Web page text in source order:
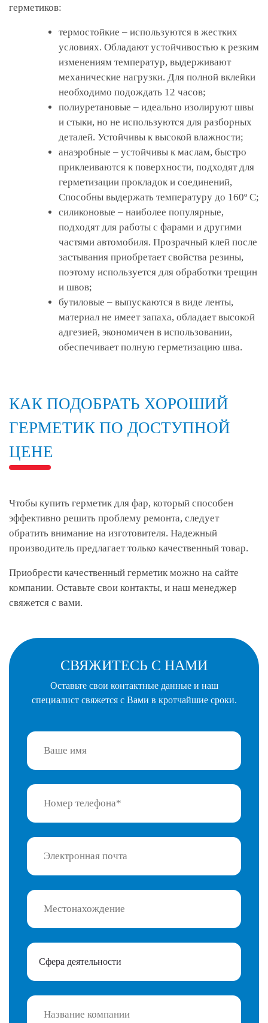
герметиков:
термостойкие – используются в жестких
условиях. Обладают устойчивостью к резким
изменениям температур, выдерживают
механические нагрузки. Для полной вклейки
необходимо подождать 12 часов;
полиуретановые – идеально изолируют швы
и стыки, но не используются для разборных
деталей. Устойчивы к высокой влажности;
анаэробные – устойчивы к маслам, быстро
приклеиваются к поверхности, подходят для
герметизации прокладок и соединений,
Способны выдержать температуру до 160º С;
силиконовые – наиболее популярные,
подходят для работы с фарами и другими
частями автомобиля. Прозрачный клей после
застывания приобретает свойства резины,
поэтому используется для обработки трещин
и швов;
бутиловые – выпускаются в виде ленты,
материал не имеет запаха, обладает высокой
адгезией, экономичен в использовании,
обеспечивает полную герметизацию шва.
КАК ПОДОБРАТЬ ХОРОШИЙ
ГЕРМЕТИК ПО ДОСТУПНОЙ
ЦЕНЕ
Чтобы купить герметик для фар, который способен
эффективно решить проблему ремонта, следует
обратить внимание на изготовителя. Надежный
производитель предлагает только качественный товар.
Приобрести качественный герметик можно на сайте
компании. Оставьте свои контакты, и наш менеджер
свяжется с вами.
СВЯЖИТЕСЬ С НАМИ
Оставьте свои контактные данные и наш
специалистсвяжется с Вами в кротчайшие сроки.
Сфера деятельности